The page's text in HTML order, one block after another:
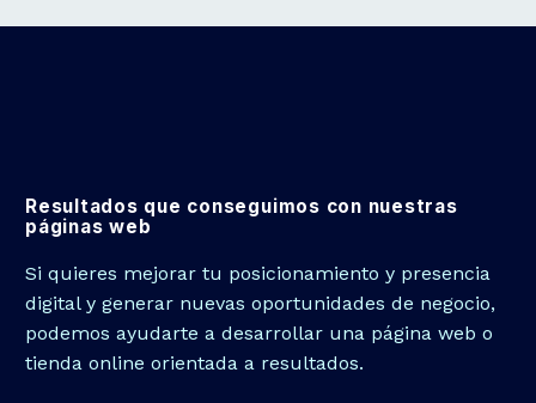
Resultados que conseguimos con nuestras
páginas web
Si quieres mejorar tu posicionamiento y presencia
digital y generar nuevas oportunidades de negocio,
podemos ayudarte a desarrollar una página web o
tienda online orientada a resultados.